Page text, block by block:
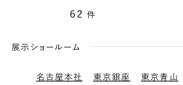
62 件
展示ショールーム
名古屋本社 東京銀座 東京青山